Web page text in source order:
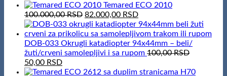
Temared ECO 2010
100.000,00RSD Original
price
was:
100.000,00 RSD.
82.000,00 RSDCurrent
price
is:
82.000,00 RSD.
DOB-033 Okrugli katadiopter 94x44mm – beli/
žuti/crveni samolepljivi i sa rupom 100,00RSD
Original
price
50,00 RSDCurrent
price